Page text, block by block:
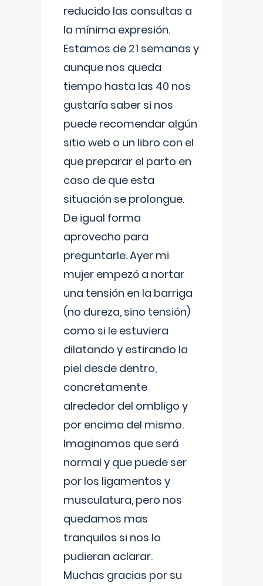
reducido las consultas a
la mínima expresión.
Estamos de 21 semanas y
aunque nos queda
tiempo hasta las 40 nos
gustaría saber si nos
puede recomendar algún
sitio web o un libro con el
que preparar el parto en
caso de que esta
situación se prolongue.
De igual forma
aprovecho para
preguntarle. Ayer mi
mujer empezó a nortar
una tensión en la barriga
(no dureza, sino tensión)
como si le estuviera
dilatando y estirando la
piel desde dentro,
concretamente
alrededor del ombligo y
por encima del mismo.
Imaginamos que será
normal y que puede ser
por los ligamentos y
musculatura, pero nos
quedamos mas
tranquilos si nos lo
pudieran aclarar.
Muchas gracias por su